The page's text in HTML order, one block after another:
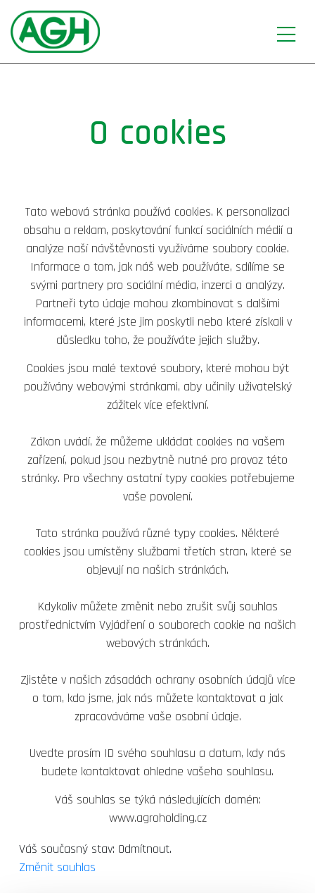
O cookies
Tato webová stránka používá cookies. K personalizaci
obsahu a reklam, poskytování funkcí sociálních médií a
analýze naší návštěvnosti využíváme soubory cookie.
Informace o tom, jak náš web používáte, sdílíme se
svými partnery pro sociální média, inzerci a analýzy.
Partneři tyto údaje mohou zkombinovat s dalšími
informacemi, které jste jim poskytli nebo které získali v
důsledku toho, že používáte jejich služby.
Cookies jsou malé textové soubory, které mohou být
používány webovými stránkami, aby učinily uživatelský
zážitek více efektivní.
Zákon uvádí, že můžeme ukládat cookies na vašem
zařízení, pokud jsou nezbytně nutné pro provoz této
stránky. Pro všechny ostatní typy cookies potřebujeme
vaše povolení.
Tato stránka používá různé typy cookies. Některé
cookies jsou umístěny službami třetích stran, které se
objevují na našich stránkách.
Kdykoliv můžete změnit nebo zrušit svůj souhlas
prostřednictvím Vyjádření o souborech cookie na našich
webových stránkách.
Zjistěte v našich zásadách ochrany osobních údajů více
o tom, kdo jsme, jak nás můžete kontaktovat a jak
zpracováváme vaše osobní údaje.
Uvedte prosím ID svého souhlasu a datum, kdy nás
budete kontaktovat ohledne vašeho souhlasu.
Váš souhlas se týká následujících domén:
www.agroholding.cz
Váš současný stav: Odmítnout.
Změnit souhlas